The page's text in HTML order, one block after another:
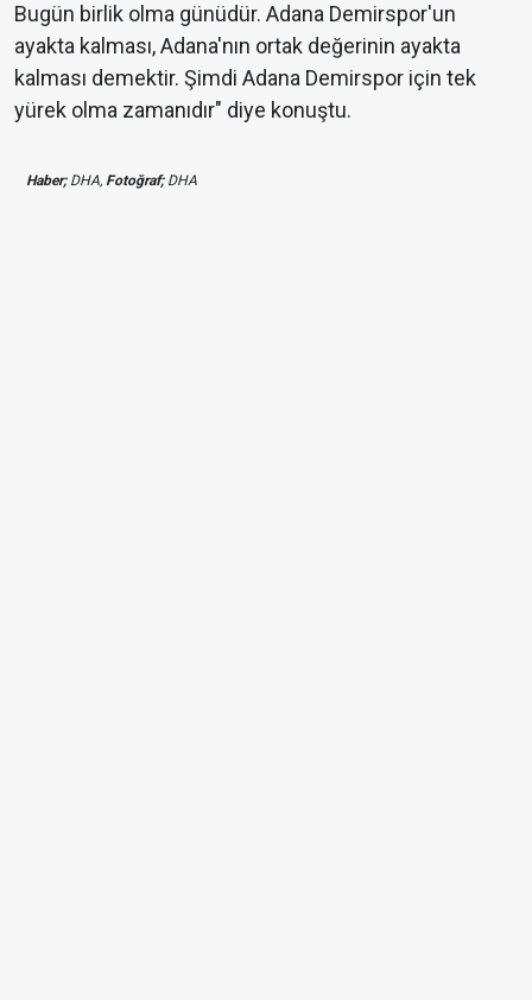
Bugün birlik olma günüdür. Adana Demirspor'un
ayakta kalması, Adana'nın ortak değerinin ayakta
kalması demektir. Şimdi Adana Demirspor için tek
yürek olma zamanıdır" diye konuştu.
Haber;DHA, Fotoğraf;DHA